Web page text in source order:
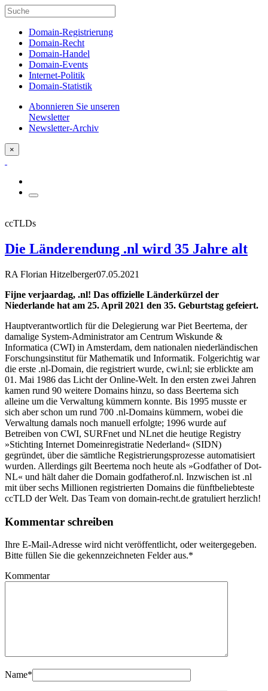
Domain-Registrierung
Domain-Recht
Domain-Handel
Domain-Events
Internet-Politik
Domain-Statistik
Abonnieren Sie unseren
Newsletter
Newsletter-Archiv
×
ccTLDs
Die Länderendung .nl wird 35 Jahre alt
RA Florian Hitzelberger07.05.2021
Fijne verjaardag, .nl! Das offizielle Länderkürzel der
Niederlande hat am 25. April 2021 den 35. Geburtstag gefeiert.
Hauptverantwortlich für die Delegierung war Piet Beertema, der
damalige System-Administrator am Centrum Wiskunde &
Informatica (CWI) in Amsterdam, dem nationalen niederländischen
Forschungsinstitut für Mathematik und Informatik. Folgerichtig war
die erste .nl-Domain, die registriert wurde, cwi.nl; sie erblickte am
01. Mai 1986 das Licht der Online-Welt. In den ersten zwei Jahren
kamen rund 90 weitere Domains hinzu, so dass Beertema sich
alleine um die Verwaltung kümmern konnte. Bis 1995 musste er
sich aber schon um rund 700 .nl-Domains kümmern, wobei die
Verwaltung damals noch manuell erfolgte; 1996 wurde auf
Betreiben von CWI, SURFnet und NLnet die heutige Registry
»Stichting Internet Domeinregistratie Nederland« (SIDN)
gegründet, über die sämtliche Registrierungsprozesse automatisiert
wurden. Allerdings gilt Beertema noch heute als »Godfather of Dot-
NL« und hält daher die Domain godfatherof.nl. Inzwischen ist .nl
mit über sechs Millionen registrierten Domains die fünftbeliebteste
ccTLD der Welt. Das Team von domain-recht.de gratuliert herzlich!
Kommentar schreiben
Ihre E-Mail-Adresse wird nicht veröffentlicht, oder weitergegeben.
Bitte füllen Sie die gekennzeichneten Felder aus.*
Kommentar
Name*